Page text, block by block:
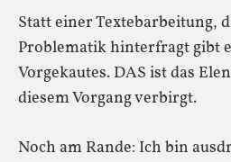
Statt einer Textebarbeitung,
Problematik hinterfragt gibt
Vorgekautes. DAS ist das
diesem Vorgang verbirgt.
Noch am Rande: Ich bin